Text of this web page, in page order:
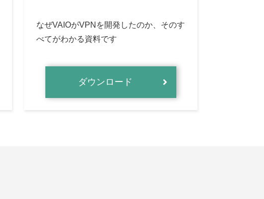
なぜVAIOがVPNを開発したのか、そのす
べてがわかる資料です
ダウンロード